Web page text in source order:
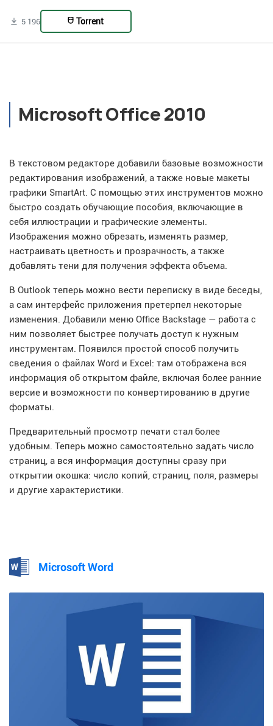
5 196 Torrent
Microsoft Office 2010
В текстовом редакторе добавили базовые возможности
редактирования изображений, а также новые макеты
графики SmartArt. С помощью этих инструментов можно
быстро создать обучающие пособия, включающие в
себя иллюстрации и графические элементы.
Изображения можно обрезать, изменять размер,
настраивать цветность и прозрачность, а также
добавлять тени для получения эффекта объема.
В Outlook теперь можно вести переписку в виде беседы,
а сам интерфейс приложения претерпел некоторые
изменения. Добавили меню Office Backstage — работа с
ним позволяет быстрее получать доступ к нужным
инструментам. Появился простой способ получить
сведения о файлах Word и Excel: там отображена вся
информация об открытом файле, включая более ранние
версие и возможности по конвертированию в другие
форматы.
Предварительный просмотр печати стал более
удобным. Теперь можно самостоятельно задать число
страниц, а вся информация доступны сразу при
открытии окошка: число копий, страниц, поля, размеры
и другие характеристики.
Microsoft Word